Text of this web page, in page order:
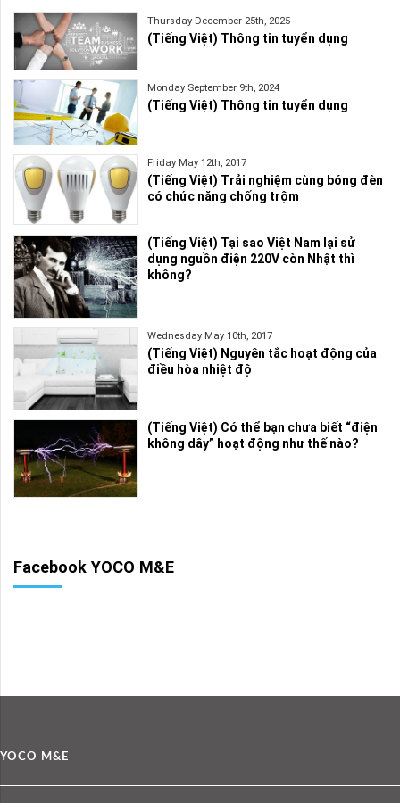
Thursday December 25th, 2025
(Tiếng Việt) Thông tin tuyển dụng
Monday September 9th, 2024
(Tiếng Việt) Thông tin tuyển dụng
Friday May 12th, 2017
(Tiếng Việt) Trải nghiệm cùng bóng đèn
có chức năng chống trộm
(Tiếng Việt) Tại sao Việt Nam lại sử
dụng nguồn điện 220V còn Nhật thì
không?
Wednesday May 10th, 2017
(Tiếng Việt) Nguyên tắc hoạt động của
điều hòa nhiệt độ
(Tiếng Việt) Có thể bạn chưa biết “điện
không dây” hoạt động như thế nào?
Facebook YOCO M&E
YOCO M&E